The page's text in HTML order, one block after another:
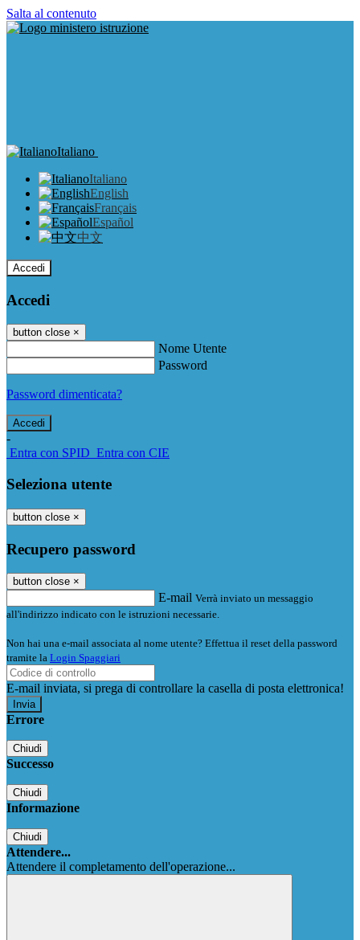
Salta al contenuto
Italiano
Italiano
English
Français
Español
中文
Accedi
Accedi
button close ×
Nome Utente
Password
Password dimenticata?
-
Entra con SPID Entra con CIE
Seleziona utente
button close ×
Recupero password
button close ×
E-mail Verrà inviato un messaggio
all'indirizzo indicato con le istruzioni necessarie.
Non hai una e-mail associata al nome utente? Effettua il reset della password
tramite la Login Spaggiari
E-mail inviata, si prega di controllare la casella di posta elettronica!
Errore
Chiudi
Successo
Chiudi
Informazione
Chiudi
Attendere...
Attendere il completamento dell'operazione...